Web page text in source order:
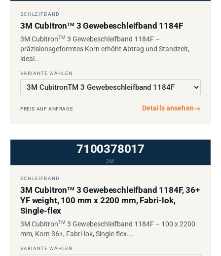
SCHLEIFBAND
3M CubitronTM3 Gewebeschleifband 1184F
3M CubitronTM 3 Gewebeschleifband 1184F –
präzisionsgeformtes Korn erhöht Abtrag und Standzeit,
ideal…
VARIANTE WÄHLEN
PREIS AUF ANFRAGE Details ansehen→
7100378017
3M
SCHLEIFBAND
3M CubitronTM3 Gewebeschleifband 1184F, 36+
YF weight, 100 mm x 2200 mm, Fabri-lok,
Single-flex
3M CubitronTM 3 Gewebeschleifband 1184F – 100 x 2200
mm, Korn 36+, Fabri-lok, Single-flex.…
VARIANTE WÄHLEN